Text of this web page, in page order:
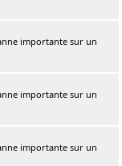
importante sur un
importante sur un
importante sur un